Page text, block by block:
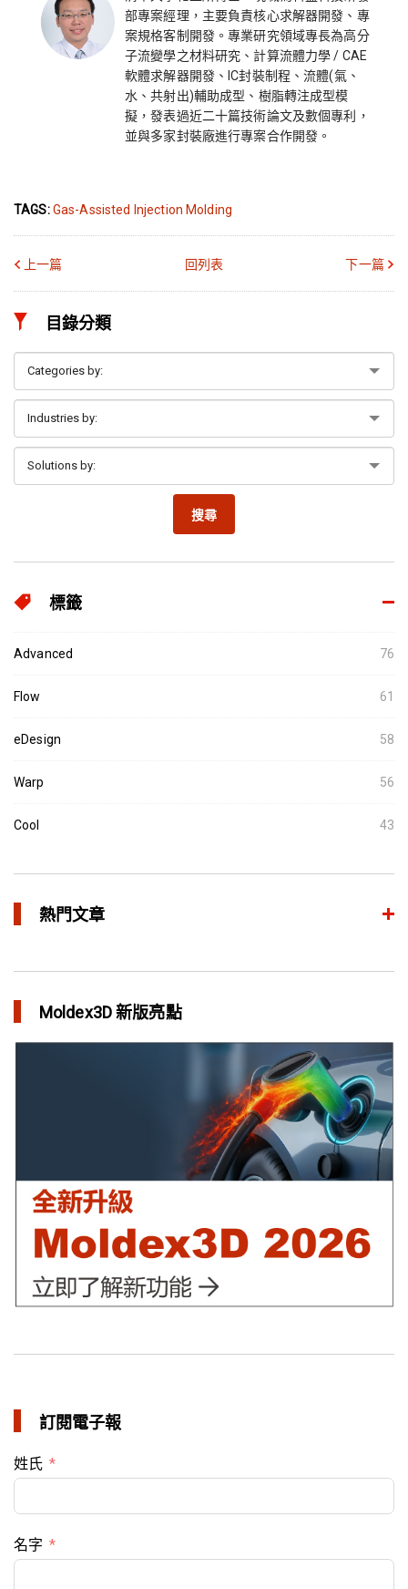
部專案經理，主要負責核心求解器開發、專
案規格客制開發。專業研究領域專長為高分
子流變學之材料研究、計算流體力學 / CAE
軟體求解器開發、IC封裝制程、流體(氣、
水、共射出)輔助成型、樹脂轉注成型模
擬，發表過近二十篇技術論文及數個專利，
並與多家封裝廠進行專案合作開發。
TAGS:Gas-Assisted Injection Molding
上一篇 回列表 下一篇
目錄分類
搜尋
標籤
Advanced 76
Flow 61
eDesign 58
Warp 56
Cool 43
熱門文章
異型水路可行性驗證 縮短USB外殼生產週期
Moldex3D 新版亮點
訂閱電子報
姓氏
名字